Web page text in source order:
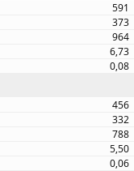
591
373
964
6,73
0,08
456
332
788
5,50
0,06